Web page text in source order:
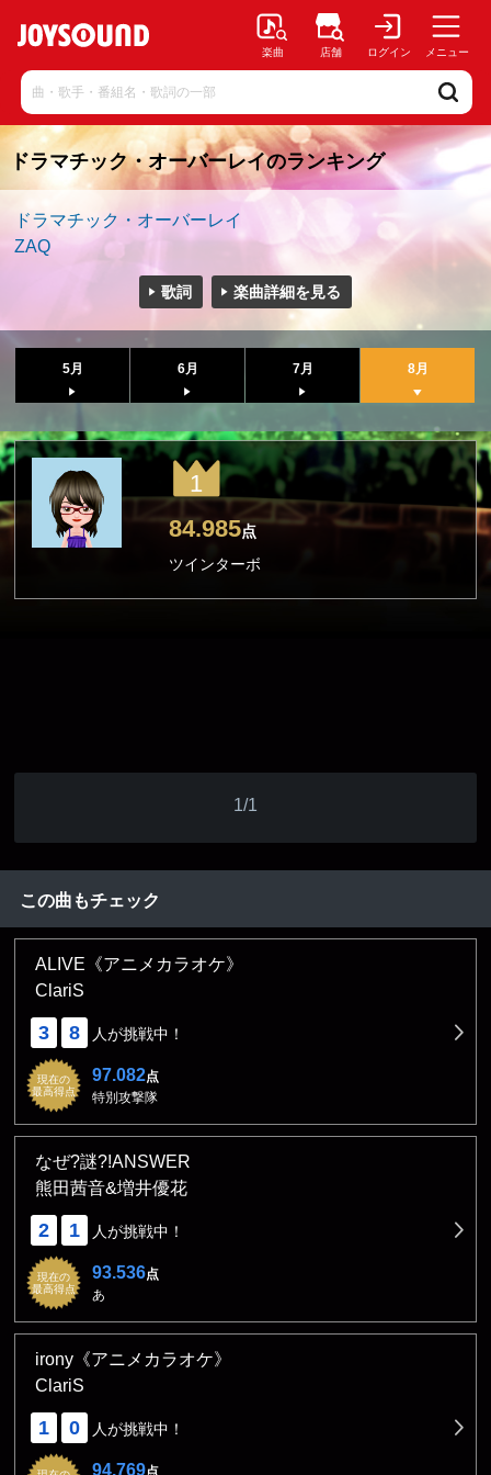
楽曲 店舗 ログイン メニュー
ドラマチック・オーバーレイのランキング
ドラマチック・オーバーレイ
ZAQ
歌詞 楽曲詳細を見る
5月 6月 7月 8月
1
84.985点
ツインターボ
1/1
この曲もチェック
ALIVE《アニメカラオケ》
ClariS
3 8 人が挑戦中！
現在の
最高得点
97.082点
特別攻撃隊
なぜ?謎?!ANSWER
熊田茜音&増井優花
2 1 人が挑戦中！
現在の
最高得点
93.536点
あ
irony《アニメカラオケ》
ClariS
1 0 人が挑戦中！
94.769点